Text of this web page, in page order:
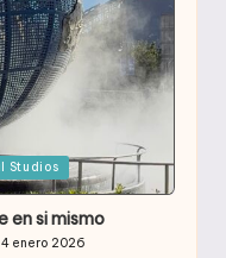
Studios
en si mismo
4 enero 2026